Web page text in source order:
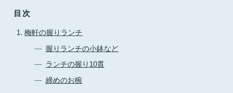
目次
梅軒の握りランチ
握りランチの小鉢など
ランチの握り10貫
締めのお椀